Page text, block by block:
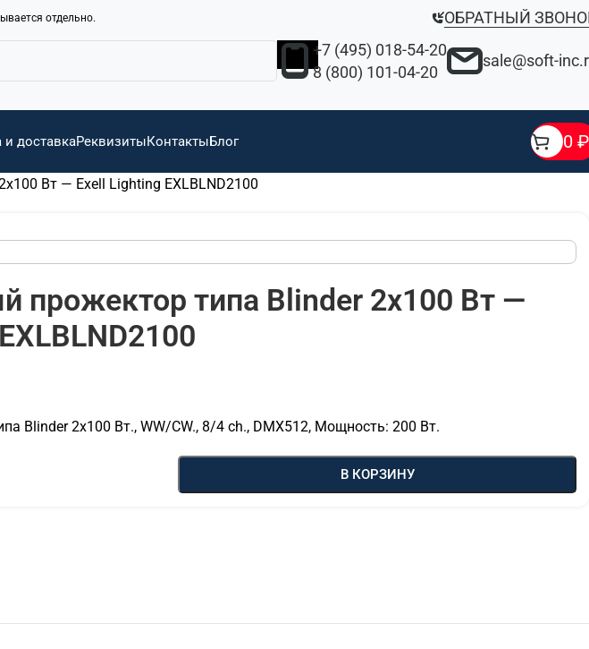
отдельно.
ОБРАТНЫЙ
+7 (495) 018-54-20
8 (800) 101-04-20
sale@soft-
и доставкаРеквизитыКонтактыБлог 0 ₽
Вт — Exell Lighting EXLBLND2100
прожектор типа Blinder 2х100 Вт —
Blinder 2х100 Вт., WW/CW., 8/4 ch., DMX512, Мощность: 200 Вт.
В КОРЗИНУ